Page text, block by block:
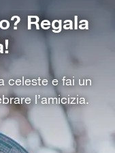
Regala
celeste e fai un
l’amicizia.